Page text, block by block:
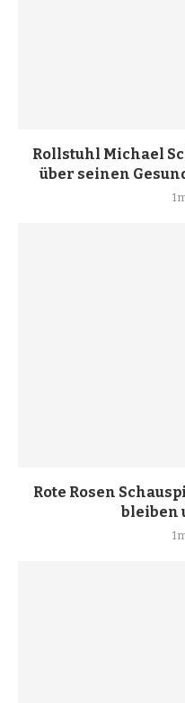
Rollstuhl Michael
über seinen
1
Rote Rosen
bleiben
1